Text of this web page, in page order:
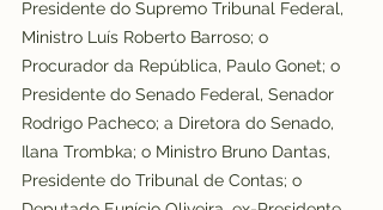
Presidente do Supremo Tribunal Federal,
Ministro Luís Roberto Barroso; o
Procurador da República, Paulo Gonet; o
Presidente do Senado Federal, Senador
Rodrigo Pacheco; a Diretora do Senado,
Ilana Trombka; o Ministro Bruno Dantas,
Presidente do Tribunal de Contas; o